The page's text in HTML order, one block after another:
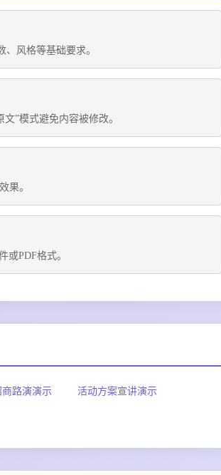
风格等基础要求。
”模式避免内容被修改。
果。
或PDF格式。
路演演示 活动方案宣讲演示